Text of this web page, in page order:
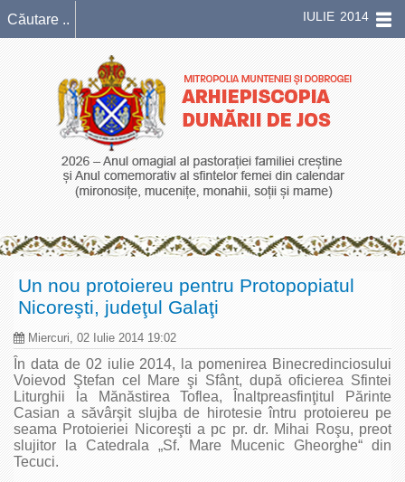
IULIE 2014
Un nou protoiereu pentru Protopopiatul
Nicoreşti, judeţul Galaţi
Miercuri, 02 Iulie 2014 19:02
În data de 02 iulie 2014, la pomenirea Binecredinciosului
Voievod Ştefan cel Mare şi Sfânt, după oficierea Sfintei
Liturghii la Mănăstirea Toflea, Înaltpreasfinţitul Părinte
Casian a săvârşit slujba de hirotesie întru protoiereu pe
seama Protoieriei Nicoreşti a pc pr. dr. Mihai Roşu, preot
slujitor la Catedrala „Sf. Mare Mucenic Gheorghe“ din
Tecuci.